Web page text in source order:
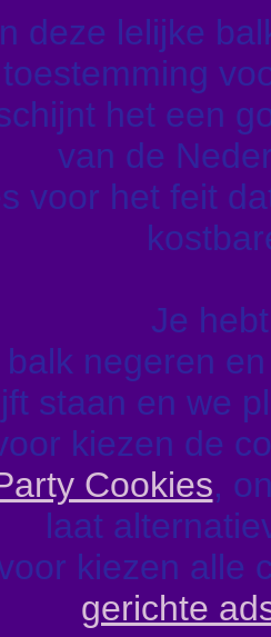
deze lelijke
het een
van de
voor het feit
Je
negeren
staan en we
kiezen de
Cookies,
laat
kiezen alle
gerichte